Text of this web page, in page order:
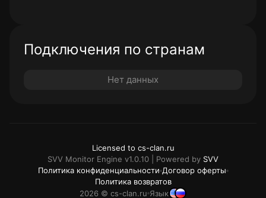
Подключения по странам
Нет данных
Политика конфиденциальности Договор оферты
Политика возвратов
2026 © cs-clan.ru Язык
Licensed to cs-clan.ru
SVV Monitor Engine v1.0.10 | Powered by SVV